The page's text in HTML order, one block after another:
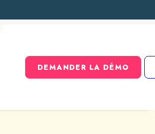
DEMANDER LA DÉMO